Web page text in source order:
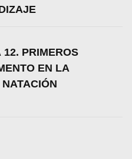
PRIMEROS
EN LA